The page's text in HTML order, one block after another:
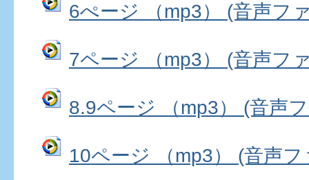
6ぺージ （mp3） (音声フ
7ページ （mp3） (音声フ
8.9ページ （mp3） (音声
10ページ （mp3） (音声